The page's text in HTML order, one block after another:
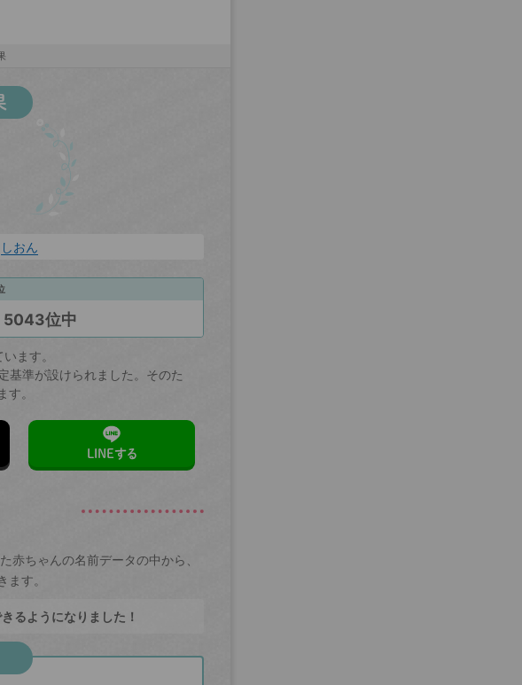
しおん
5043位中
ます。
基準が設けられました。そのた
。
LINEする
赤ちゃんの名前データの中から、
す。
るようになりました！